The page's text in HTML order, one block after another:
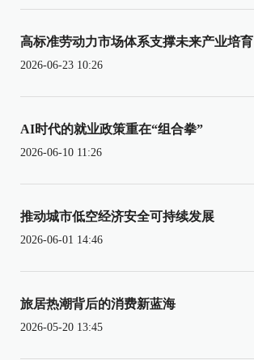
高标准劳动力市场体系支撑未来产业培育
2026-06-23 10:26
AI时代的就业政策重在“组合拳”
2026-06-10 11:26
推动城市低空经济安全可持续发展
2026-06-01 14:46
旅居热潮背后的消费新蓝海
2026-05-20 13:45